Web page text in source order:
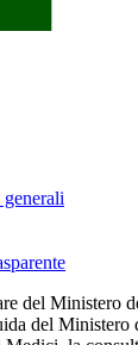
del Ministero
del Ministero